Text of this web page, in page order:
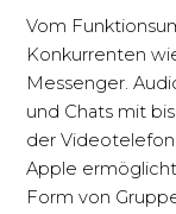
Vom
Konkurrenten
Messenger.
und Chats mit
der
Apple
Form von